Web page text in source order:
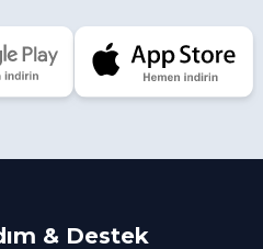
& Destek